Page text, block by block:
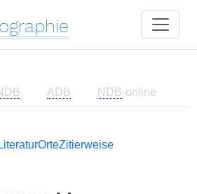
ADB NDB-online
LiteraturOrteZitierweise